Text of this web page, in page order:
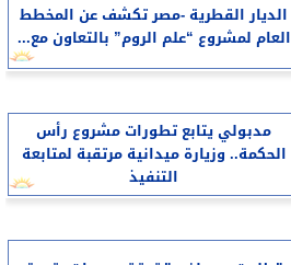
الديار القطرية -مصر تكشف عن المخطط
العام لمشروع “علم الروم” بالتعاون مع...
مدبولي يتابع تطورات مشروع رأس
الحكمة.. وزيارة ميدانية مرتقبة لمتابعة
التنفيذ